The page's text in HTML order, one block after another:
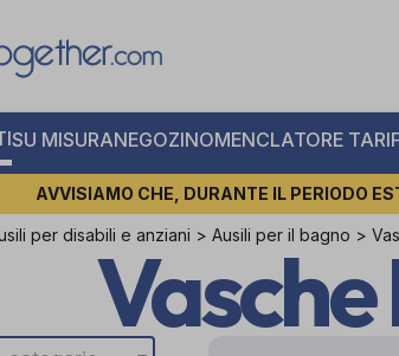
SU MISURANEGOZINOMENCLATORE
AVVISIAMO CHE, DURANTE IL PERIODO
per disabili e anziani > Ausili per il bagno >
Vasche